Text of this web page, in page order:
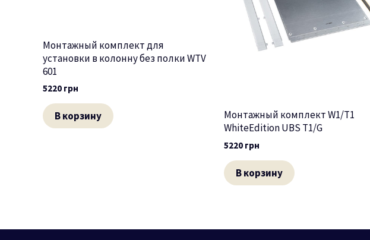
Монтажный комплект для
установки в колонну без полки WTV
601
5220 грн
В корзину
Монтажный комплект W1/T1
WhiteEdition UBS T1/G
5220 грн
В корзину